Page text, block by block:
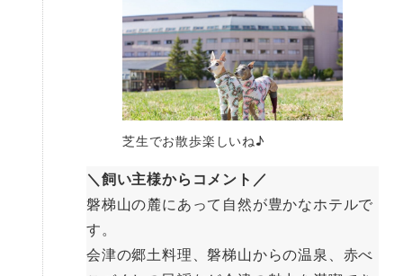
芝生でお散歩楽しいね♪
＼飼い主様からコメント／
磐梯山の麓にあって自然が豊かなホテルで
す。
会津の郷土料理、磐梯山からの温泉、赤べ